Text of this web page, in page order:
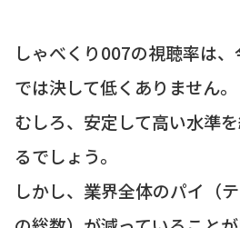
しゃべくり007の視聴率は
では決して低くありません。
むしろ、安定して高い水準
るでしょう。
しかし、業界全体のパイ（